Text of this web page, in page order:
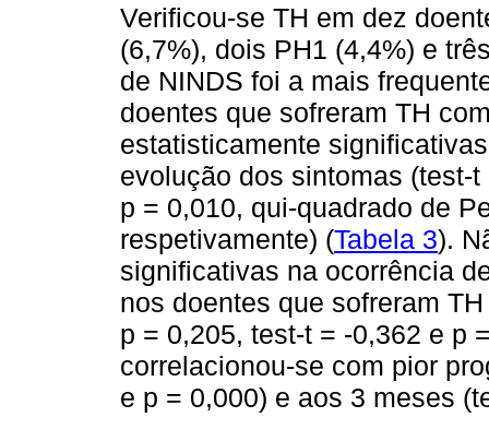
Verificou-se TH em dez
(6,7%), dois PH1 (4,4%) e
de NINDS foi a mais
doentes que sofreram TH
estatisticamente
evolução dos sintomas (test-
p = 0,010, qui-quadrado de
respetivamente) (Tabela 3).
significativas na ocorrência
nos doentes que sofreram
p = 0,205, test-t = -0,362 e p
correlacionou-se com pior
e p = 0,000) e aos 3 meses